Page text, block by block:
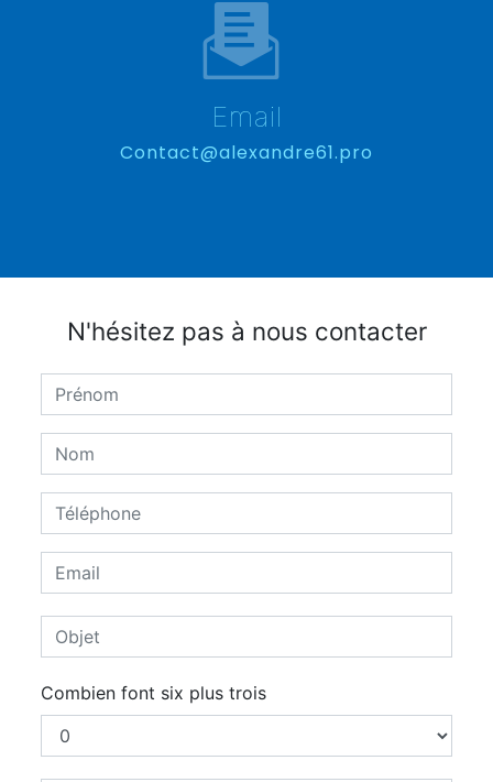
Email
contact@alexandre61.pro
N'hésitez pas à nous contacter
Combien font six plus trois